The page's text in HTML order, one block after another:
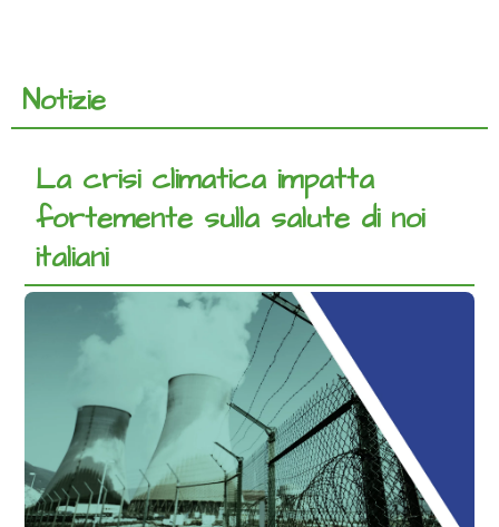
Notizie
La crisi climatica impatta
fortemente sulla salute di noi
italiani